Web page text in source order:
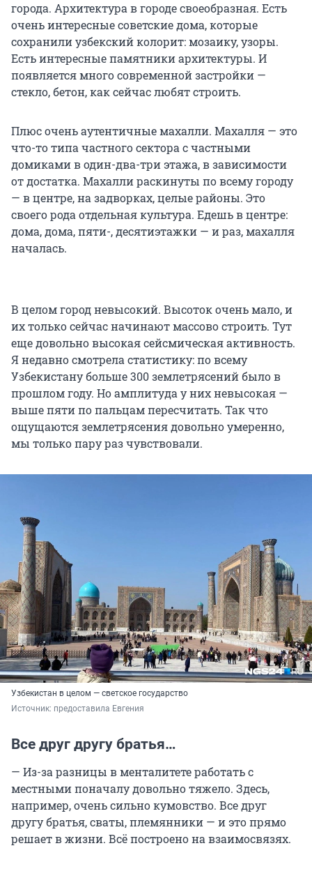
города. Архитектура в городе своеобразная. Есть
очень интересные советские дома, которые
сохранили узбекский колорит: мозаику, узоры.
Есть интересные памятники архитектуры. И
появляется много современной застройки —
стекло, бетон, как сейчас любят строить.
Плюс очень аутентичные махалли. Махалля — это
что-то типа частного сектора с частными
домиками в один-два-три этажа, в зависимости
от достатка. Махалли раскинуты по всему городу
— в центре, на задворках, целые районы. Это
своего рода отдельная культура. Едешь в центре:
дома, дома, пяти-, десятиэтажки — и раз, махалля
началась.
В целом город невысокий. Высоток очень мало, и
их только сейчас начинают массово строить. Тут
еще довольно высокая сейсмическая активность.
Я недавно смотрела статистику: по всему
Узбекистану больше 300 землетрясений было в
прошлом году. Но амплитуда у них невысокая —
выше пяти по пальцам пересчитать. Так что
ощущаются землетрясения довольно умеренно,
мы только пару раз чувствовали.
Узбекистан в целом — светское государство
Источник: предоставила Евгения
Все друг другу братья…
— Из-за разницы в менталитете работать с
местными поначалу довольно тяжело. Здесь,
например, очень сильно кумовство. Все друг
другу братья, сваты, племянники — и это прямо
решает в жизни. Всё построено на взаимосвязях.